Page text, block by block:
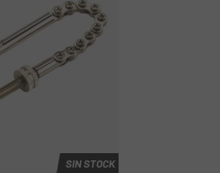
SIN STOCK